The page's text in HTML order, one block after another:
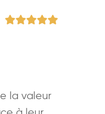
la valeur